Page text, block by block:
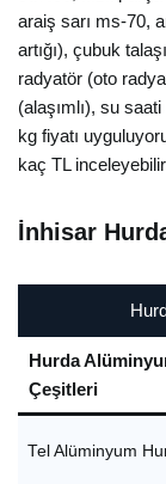
araiş sarı ms-70,
artığı), çubuk
radyatör (oto
(alaşımlı), su
kg fiyatı
kaç TL
İnhisar
Hurda
Çeşitleri
Tel Alüminyum